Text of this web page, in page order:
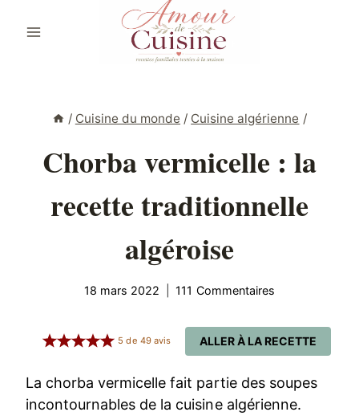
/ Cuisine du monde / Cuisine algérienne /
Chorba vermicelle : la
recette traditionnelle
algéroise
18 mars 2022 111 Commentaires
ALLER À LA RECETTE
5 de 49avis
La chorba vermicelle fait partie des soupes
incontournables de la cuisine algérienne.